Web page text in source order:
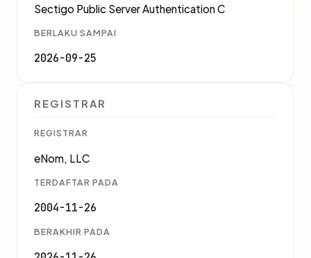
Sectigo Public Server Authentication C
BERLAKU SAMPAI
2026-09-25
REGISTRAR
REGISTRAR
eNom, LLC
TERDAFTAR PADA
2004-11-26
BERAKHIR PADA